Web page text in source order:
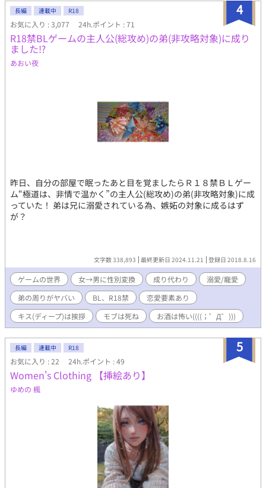
なぜかソウがいて、心臓が止まるほど驚愕する。 翠はこれ以上の
チャンスはないと、連絡先の交換とデートの約束をこじつける。
デートの約束ははっきりとしてもらえなかったが、大きな進歩だ
った──。
4
長編 連載中 R18
お気に入り : 3,077 24h.ポイント : 71
R18禁BLゲームの主人公(総攻め)の弟(非攻略対象)に成り
ました⁉
あおい夜
昨日、自分の部屋で眠ったあと目を覚ましたらＲ１８禁ＢＬゲー
ム“極道は、非情で温かく”の主人公(総攻め)の弟(非攻略対象)に成
っていた！ 弟は兄に溺愛されている為、嫉妬の対象に成るはず
が？
文字数 338,893 最終更新日 2024.11.21 登録日 2018.8.16
ゲームの世界 女→男に性別変換 成り代わり
溺愛/寵愛
弟の周りがヤバい
BL、R18禁
恋愛要素あり
キス(ディープ)は挨拶
モブは死ね お酒は怖い((((；゜Д゜)))
5
長編 連載中 R18
お気に入り : 22 24h.ポイント : 49
Women's Clothing 【挿絵あり】
ゆめの 楓